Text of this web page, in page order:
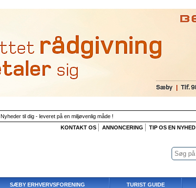
Nyheder til dig - leveret på en miljøvenlig måde !
KONTAKT OS
ANNONCERING TIP OS EN NYHED
SÆBY ERHVERVSFORENING TURIST GUIDE